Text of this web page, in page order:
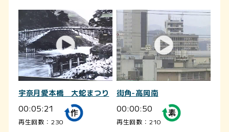
宇奈月愛本橋 大蛇まつり
00:05:21
再生回数：230
街角-高岡南
00:00:50
再生回数：210